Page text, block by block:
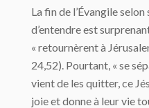
La fin de l’Évangile
d’entendre est
« retournèrent à
24,52). Pourtant, « se
vient de les quitter, ce
joie et donne à leur vie